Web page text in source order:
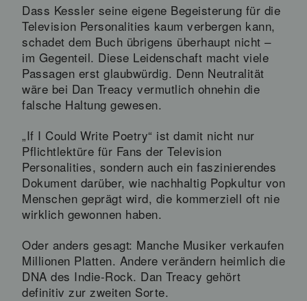
Dass Kessler seine eigene Begeisterung für die
Television Personalities kaum verbergen kann,
schadet dem Buch übrigens überhaupt nicht –
im Gegenteil. Diese Leidenschaft macht viele
Passagen erst glaubwürdig. Denn Neutralität
wäre bei Dan Treacy vermutlich ohnehin die
falsche Haltung gewesen.
„If I Could Write Poetry“ ist damit nicht nur
Pflichtlektüre für Fans der Television
Personalities, sondern auch ein faszinierendes
Dokument darüber, wie nachhaltig Popkultur von
Menschen geprägt wird, die kommerziell oft nie
wirklich gewonnen haben.
Oder anders gesagt: Manche Musiker verkaufen
Millionen Platten. Andere verändern heimlich die
DNA des Indie-Rock. Dan Treacy gehört
definitiv zur zweiten Sorte.